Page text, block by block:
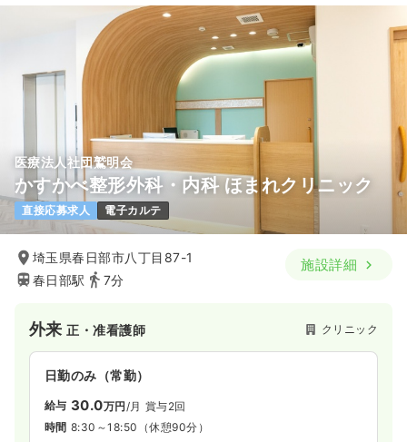
医療法人社団鷲明会
かすかべ整形外科・内科 ほまれクリニック
直接応募求人 電子カルテ
埼玉県春日部市八丁目87-1
春日部駅
7分
施設詳細
外来正・准看護師 クリニック
日勤のみ（常勤）
給与 30.0万円/月 賞与2回
時間 8:30～18:50 （休憩90分）